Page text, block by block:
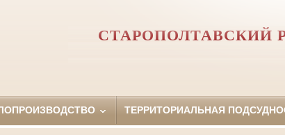
СТАРОПОЛТАВСКИЙ
ТЕРРИТОРИАЛЬНАЯ